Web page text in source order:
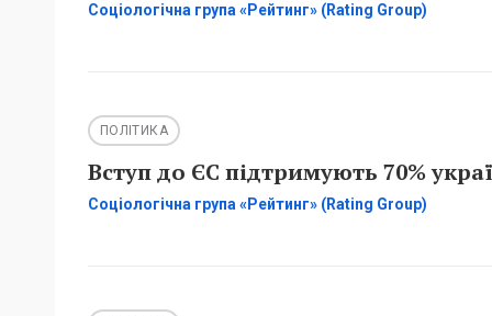
Соціологічна група «Рейтинг» (Rating Group)
ПОЛІТИКА
Вступ до ЄС підтримують 70%
Соціологічна група «Рейтинг» (Rating Group)